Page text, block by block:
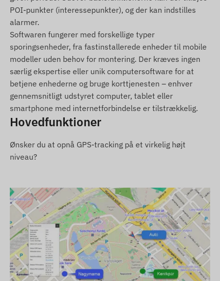
Pakkens indhold
TELTONIKA FTC880 4G LTE GPS-tracker til
køretøj
Tilslutningskabel
Installationsvejledning
Brugsbetingelser
aktiv forbindelse til satellitpositioneringssystemer
og mobiloperatørernes netværk. Dataoverførsel og
enheden. Positioner og statusdata kan
forespørges via SMS eller en online-applikation fra
hvor som helst i verden.
Driftsregion
4G: Europa, Mellemøsten, Afrika, Asien,
Oceanien
POI-punkter (interessepunkter), og der kan indstilles
alarmer.
Softwaren fungerer med forskellige typer
sporingsenheder, fra fastinstallerede enheder til mobile
modeller uden behov for montering. Der kræves ingen
særlig ekspertise eller unik computersoftware for at
betjene enhederne og bruge korttjenesten – enhver
gennemsnitligt udstyret computer, tablet eller
smartphone med internetforbindelse er tilstrækkelig.
Hovedfunktioner
Ønsker du at opnå GPS-tracking på et virkelig højt
niveau?